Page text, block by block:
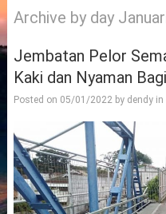
Archive by day
Jembatan Pelor
Kaki dan Nyaman
Posted on 05/01/2022by dendyin